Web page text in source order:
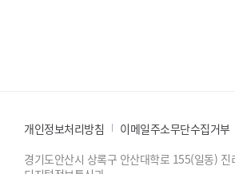
개인정보처리방침 이메일주소무단수집거부
경기도안산시 상록구 안산대학로 155(일동)